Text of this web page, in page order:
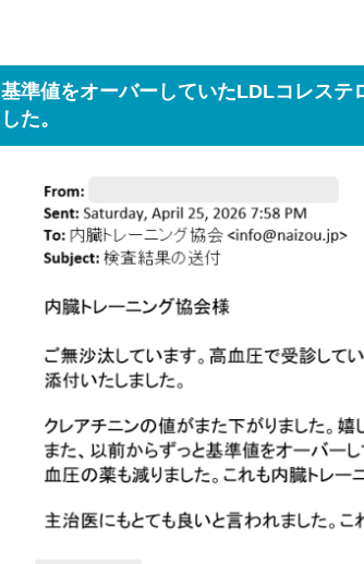
基準値をオーバーしていたLDLコレステ
した。